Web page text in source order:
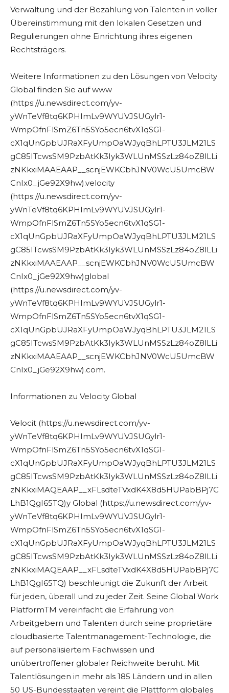
Verwaltung und der Bezahlung von Talenten in voller
Übereinstimmung mit den lokalen Gesetzen und
Regulierungen ohne Einrichtung ihres eigenen
Rechtsträgers.
Weitere Informationen zu den Lösungen von Velocity
Global finden Sie auf www
(https://u.newsdirect.com/yv-
yWnTeVf8tq6KPHImLv9WYUVJSUGylr1-
WmpOfnFlSmZ6Tn5SYo5ecn6tvX1qSG1-
cX1qUnGpbUJRaXFyUmpOaWJyqBhLPTU3JLM21LS
gC85ITcwsSM9PzbAtKk3Iyk3WLUnMSSzLz84oZ8lLLi
zNKkxiMAAEAAP__scnjEWKCbhJNV0WcU5UmcBW
CnIx0_jGe92X9hw).velocity
(https://u.newsdirect.com/yv-
yWnTeVf8tq6KPHImLv9WYUVJSUGylr1-
WmpOfnFlSmZ6Tn5SYo5ecn6tvX1qSG1-
cX1qUnGpbUJRaXFyUmpOaWJyqBhLPTU3JLM21LS
gC85ITcwsSM9PzbAtKk3Iyk3WLUnMSSzLz84oZ8lLLi
zNKkxiMAAEAAP__scnjEWKCbhJNV0WcU5UmcBW
CnIx0_jGe92X9hw)global
(https://u.newsdirect.com/yv-
yWnTeVf8tq6KPHImLv9WYUVJSUGylr1-
WmpOfnFlSmZ6Tn5SYo5ecn6tvX1qSG1-
cX1qUnGpbUJRaXFyUmpOaWJyqBhLPTU3JLM21LS
gC85ITcwsSM9PzbAtKk3Iyk3WLUnMSSzLz84oZ8lLLi
zNKkxiMAAEAAP__scnjEWKCbhJNV0WcU5UmcBW
CnIx0_jGe92X9hw).com.
Informationen zu Velocity Global
Velocit (https://u.newsdirect.com/yv-
yWnTeVf8tq6KPHImLv9WYUVJSUGylr1-
WmpOfnFlSmZ6Tn5SYo5ecn6tvX1qSG1-
cX1qUnGpbUJRaXFyUmpOaWJyqBhLPTU3JLM21LS
gC85ITcwsSM9PzbAtKk3Iyk3WLUnMSSzLz84oZ8lLLi
zNKkxiMAQEAAP__xFLsdteTVxdK4X8d5HUPabBPj7C
LhB1QgI65TQ)y Global (https://u.newsdirect.com/yv-
yWnTeVf8tq6KPHImLv9WYUVJSUGylr1-
WmpOfnFlSmZ6Tn5SYo5ecn6tvX1qSG1-
cX1qUnGpbUJRaXFyUmpOaWJyqBhLPTU3JLM21LS
gC85ITcwsSM9PzbAtKk3Iyk3WLUnMSSzLz84oZ8lLLi
zNKkxiMAQEAAP__xFLsdteTVxdK4X8d5HUPabBPj7C
LhB1QgI65TQ) beschleunigt die Zukunft der Arbeit
für jeden, überall und zu jeder Zeit. Seine Global Work
PlatformTM vereinfacht die Erfahrung von
Arbeitgebern und Talenten durch seine proprietäre
cloudbasierte Talentmanagement-Technologie, die
auf personalisiertem Fachwissen und
unübertroffener globaler Reichweite beruht. Mit
Talentlösungen in mehr als 185 Ländern und in allen
50 US-Bundesstaaten vereint die Plattform globales